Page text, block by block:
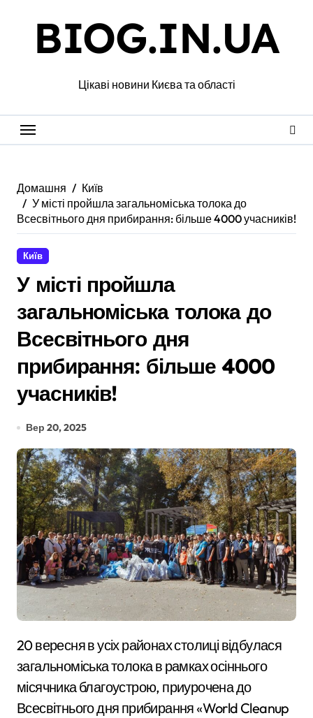
BIOG.IN.UA
Цікаві новини Києва та області
Домашня
Київ
У місті пройшла загальноміська толока до
Всесвітнього дня прибирання: більше 4000 учасників!
Київ
У місті пройшла
загальноміська толока до
Всесвітнього дня
прибирання: більше 4000
учасників!
Вер 20, 2025
20 вересня в усіх районах столиці відбулася
загальноміська толока в рамках осіннього
місячника благоустрою, приурочена до
Всесвітнього дня прибирання «World Cleanup